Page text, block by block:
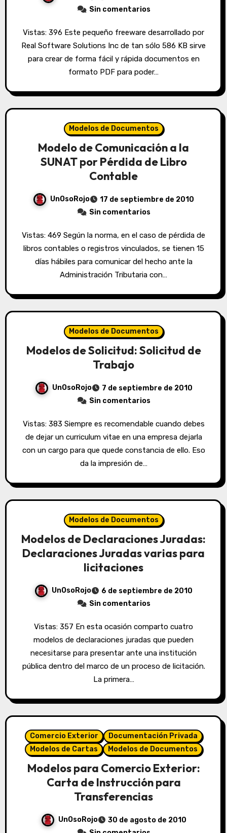
Sin comentarios
Vistas: 396 Este pequeño freeware desarrollado por
Real Software Solutions Inc de tan sólo 586 KB sirve
para crear de forma fácil y rápida documentos en
formato PDF para poder…
Modelos de Documentos
Modelo de Comunicación a la
SUNAT por Pérdida de Libro
Contable
UnOsoRojo
17 de septiembre de 2010
Sin comentarios
Vistas: 469 Según la norma, en el caso de pérdida de
libros contables o registros vinculados, se tienen 15
días hábiles para comunicar del hecho ante la
Administración Tributaria con…
Modelos de Documentos
Modelos de Solicitud: Solicitud de
Trabajo
UnOsoRojo
7 de septiembre de 2010
Sin comentarios
Vistas: 383 Siempre es recomendable cuando debes
de dejar un curriculum vitae en una empresa dejarla
con un cargo para que quede constancia de ello. Eso
da la impresión de…
Modelos de Documentos
Modelos de Declaraciones Juradas:
Declaraciones Juradas varias para
licitaciones
UnOsoRojo
6 de septiembre de 2010
Sin comentarios
Vistas: 357 En esta ocasión comparto cuatro
modelos de declaraciones juradas que pueden
necesitarse para presentar ante una institución
pública dentro del marco de un proceso de licitación.
La primera…
Comercio Exterior
Documentación Privada
Modelos de Cartas
Modelos de Documentos
Modelos para Comercio Exterior:
Carta de Instrucción para
Transferencias
UnOsoRojo
30 de agosto de 2010